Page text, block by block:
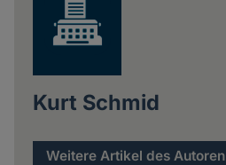
Kurt Schmid
Weitere Artikel des Autoren